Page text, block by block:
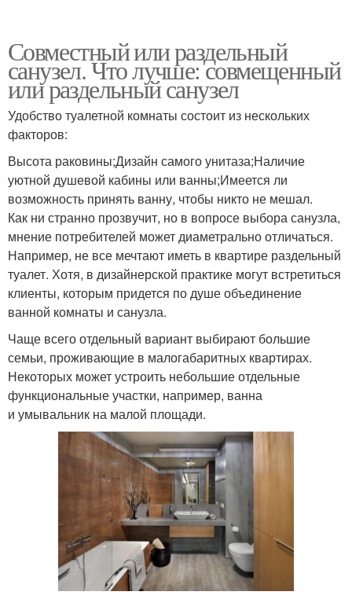
Совместный или раздельный
санузел. Что лучше: совмещенный
или раздельный санузел
Удобство туалетной комнаты состоит из нескольких
факторов:
Высота раковины;Дизайн самого унитаза;Наличие
уютной душевой кабины или ванны;Имеется ли
возможность принять ванну, чтобы никто не мешал.
Как ни странно прозвучит, но в вопросе выбора санузла,
мнение потребителей может диаметрально отличаться.
Например, не все мечтают иметь в квартире раздельный
туалет. Хотя, в дизайнерской практике могут встретиться
клиенты, которым придется по душе объединение
ванной комнаты и санузла.
Чаще всего отдельный вариант выбирают большие
семьи, проживающие в малогабаритных квартирах.
Некоторых может устроить небольшие отдельные
функциональные участки, например, ванна
и умывальник на малой площади.